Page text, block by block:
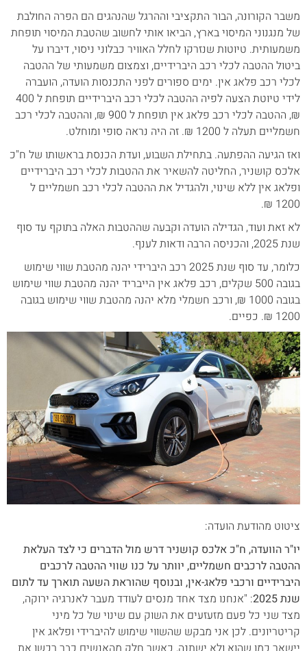
משבר הקורונה, הבור התקציבי וההרגל שהנהגים הם הפרה החולבת
של מנגנוני המיסוי בארץ, הביאו אותי לחשוב שהטבת המיסוי תופחת
משמעותית. טיוטות שנזרקו לחלל האוויר כבלוני ניסוי, דיברו על
ביטול ההטבה לכלי רכב היברידיים, וצמצום משמעותי של ההטבה
לכלי רכב פלאג אין. ימים ספורים לפני התכנסות הועדה, הועברה
לידי טיוטת הצעה לפיה ההטבה לכלי רכב היברידיים תופחת ל 400
₪, ההטבה לכלי רכב פלאג אין תופחת ל 900 ₪, וההטבה לכלי רכב
חשמליים תעלה ל 1200 ₪. זה היה נראה סופי ומוחלט.
ואז הגיעה ההפתעה. בתחילת השבוע, ועדת הכנסת בראשותו של ח"כ
אלכס קושניר, החליטה להשאיר את ההטבות לכלי רכב היברידיים
ופלאג אין ללא שינוי, ולהגדיל את ההטבה לכלי רכב חשמליים ל
1200 ₪.
לא זאת ועוד, הגדילה הועדה וקבעה שההטבות האלה בתוקף עד סוף
שנת 2025, והכניסה הרבה ודאות לענף.
כלומר, עד סוף שנת 2025 רכב היברידי יהנה מהטבת שווי שימוש
בגובה 500 שקלים, רכב פלאג אין הייבריד יהנה מהטבת שווי שימוש
בגובה 1000 ₪, ורכב חשמלי מלא יהנה מהטבת שווי שימוש בגובה
1200 ₪. כפיים.
ציטוט מהודעת הועדה:
יו"ר הוועדה, ח"כ אלכס קושניר דרש מול הדברים כי לצד העלאת
ההטבה לרכבים חשמליים, יוותר על כנו שווי ההטבה לרכבים
היברידיים ורכבי פלאג-אין, ובנוסף שהוראת השעה תוארך עד לתום
שנת 2025
: "אנחנו מצד אחד מנסים לעודד מעבר לאנרגיה ירוקה,
מצד שני כל פעם מזעזעים את השוק עם שינוי של כל מיני
קריטריונים. לכן אני מבקש שהשווי שימוש להיברידי ופלאג אין